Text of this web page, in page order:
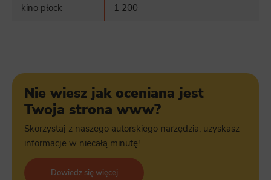
kino płock 1 200
Nie wiesz jak oceniana jest
Twoja strona www?
Skorzystaj z naszego autorskiego narzędzia, uzyskasz
informacje w niecałą minutę!
Dowiedz się więcej